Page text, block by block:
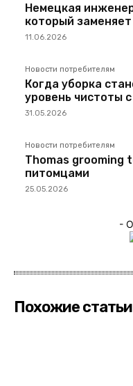
Немецкая
который
11.06.2026
Новости потребителям
Когда уборка
уровень чистоты
31.05.2026
Новости потребителям
Thomas grooming
питомцами
25.05.2026
-
Похожие статьи